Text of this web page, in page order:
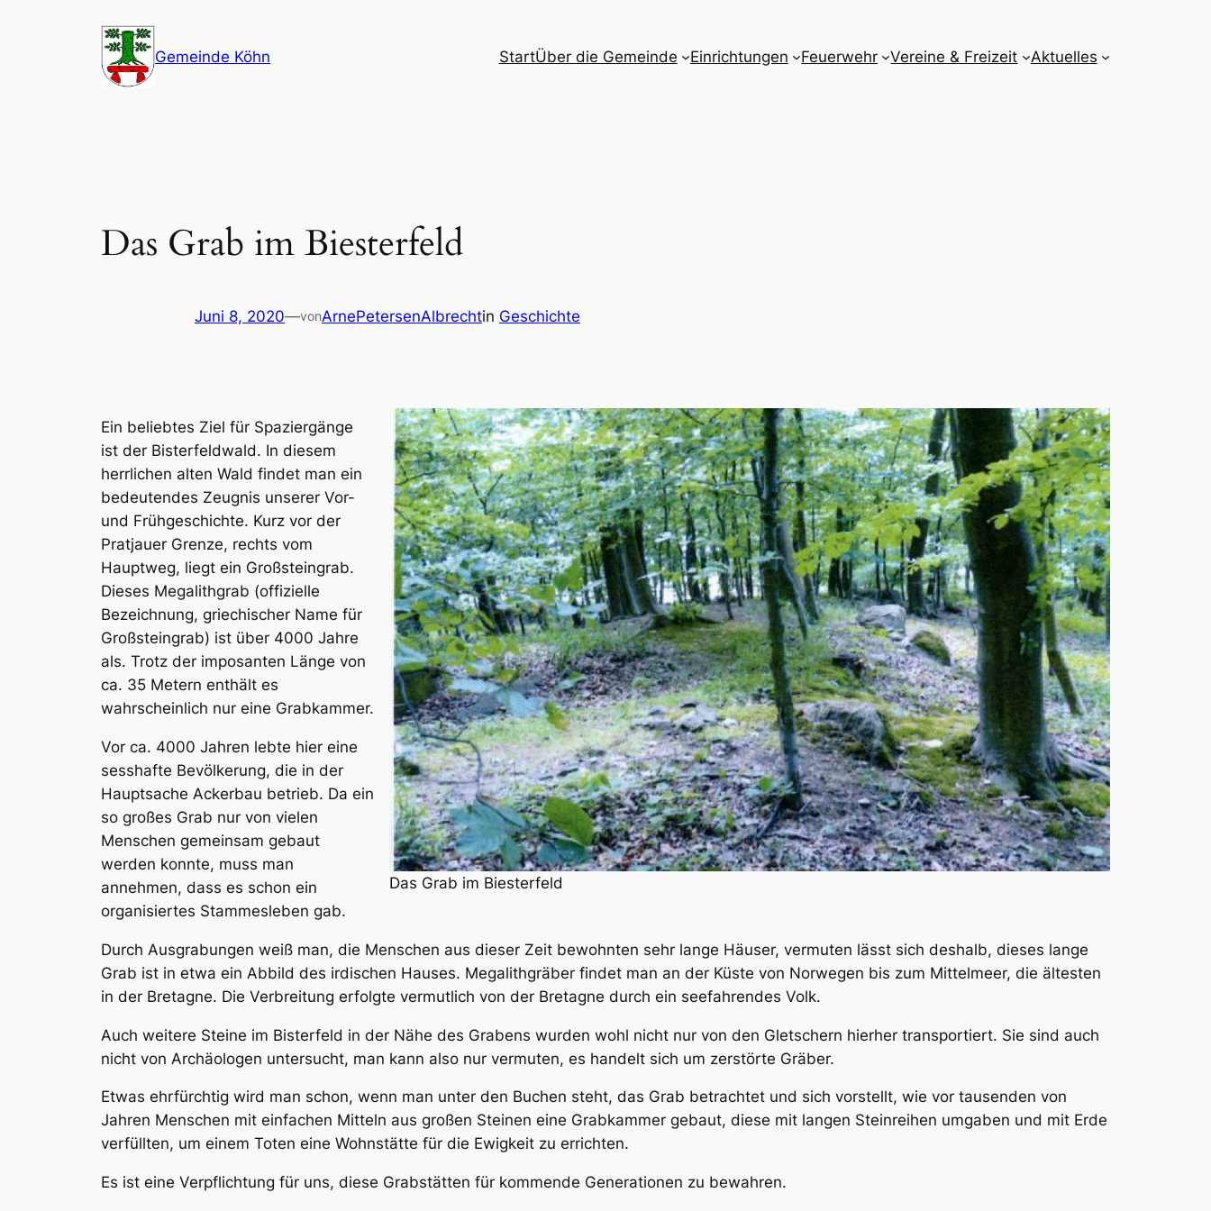
Gemeinde Köhn StartÜber die Gemeinde Einrichtungen Feuerwehr Vereine & Freizeit Aktuelles
Das Grab im Biesterfeld
Juni 8, 2020—vonArnePetersenAlbrechtin Geschichte
Das Grab im Biesterfeld
Ein beliebtes Ziel für Spaziergänge
ist der Bisterfeldwald. In diesem
herrlichen alten Wald findet man ein
bedeutendes Zeugnis unserer Vor-
und Frühgeschichte. Kurz vor der
Pratjauer Grenze, rechts vom
Hauptweg, liegt ein Großsteingrab.
Dieses Megalithgrab (offizielle
Bezeichnung, griechischer Name für
Großsteingrab) ist über 4000 Jahre
als. Trotz der imposanten Länge von
ca. 35 Metern enthält es
wahrscheinlich nur eine Grabkammer.
Vor ca. 4000 Jahren lebte hier eine
sesshafte Bevölkerung, die in der
Hauptsache Ackerbau betrieb. Da ein
so großes Grab nur von vielen
Menschen gemeinsam gebaut
werden konnte, muss man
annehmen, dass es schon ein
organisiertes Stammesleben gab.
Durch Ausgrabungen weiß man, die Menschen aus dieser Zeit bewohnten sehr lange Häuser, vermuten lässt sich deshalb, dieses lange
Grab ist in etwa ein Abbild des irdischen Hauses. Megalithgräber findet man an der Küste von Norwegen bis zum Mittelmeer, die ältesten
in der Bretagne. Die Verbreitung erfolgte vermutlich von der Bretagne durch ein seefahrendes Volk.
Auch weitere Steine im Bisterfeld in der Nähe des Grabens wurden wohl nicht nur von den Gletschern hierher transportiert. Sie sind auch
nicht von Archäologen untersucht, man kann also nur vermuten, es handelt sich um zerstörte Gräber.
Etwas ehrfürchtig wird man schon, wenn man unter den Buchen steht, das Grab betrachtet und sich vorstellt, wie vor tausenden von
Jahren Menschen mit einfachen Mitteln aus großen Steinen eine Grabkammer gebaut, diese mit langen Steinreihen umgaben und mit Erde
verfüllten, um einem Toten eine Wohnstätte für die Ewigkeit zu errichten.
Es ist eine Verpflichtung für uns, diese Grabstätten für kommende Generationen zu bewahren.